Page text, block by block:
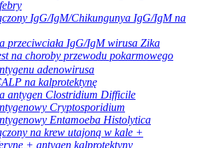
IgG/IgM/Chikungunya IgG/IgM na
przeciwciała IgG/IgM wirusa Zika
na choroby przewodu pokarmowego
adenowirusa
na kalprotektynę
antygen Clostridium Difficile
Cryptosporidium
Entamoeba Histolytica
na krew utajoną w kale +
+ antygen kalprotektyny